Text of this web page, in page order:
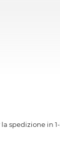
spedizione in